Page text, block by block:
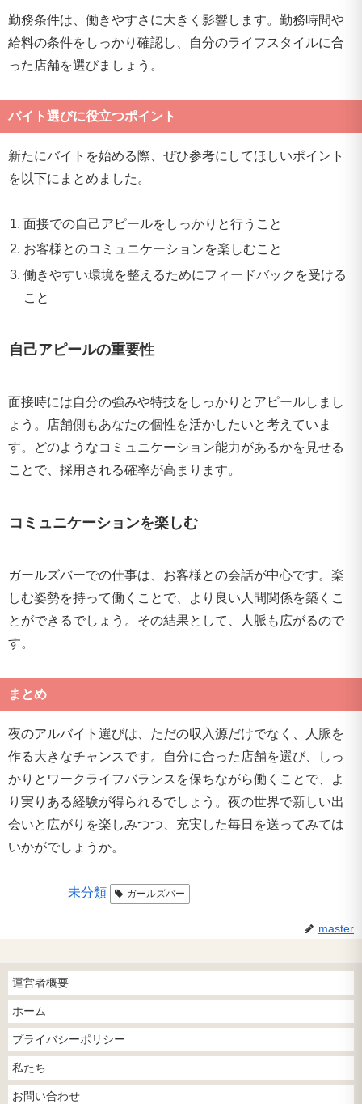
勤務条件は、働きやすさに大きく影響します。勤務時間や
給料の条件をしっかり確認し、自分のライフスタイルに合
った店舗を選びましょう。
バイト選びに役立つポイント
新たにバイトを始める際、ぜひ参考にしてほしいポイント
を以下にまとめました。
面接での自己アピールをしっかりと行うこと
お客様とのコミュニケーションを楽しむこと
働きやすい環境を整えるためにフィードバックを受ける
こと
自己アピールの重要性
面接時には自分の強みや特技をしっかりとアピールしまし
ょう。店舗側もあなたの個性を活かしたいと考えていま
す。どのようなコミュニケーション能力があるかを見せる
ことで、採用される確率が高まります。
コミュニケーションを楽しむ
ガールズバーでの仕事は、お客様との会話が中心です。楽
しむ姿勢を持って働くことで、より良い人間関係を築くこ
とができるでしょう。その結果として、人脈も広がるので
す。
まとめ
夜のアルバイト選びは、ただの収入源だけでなく、人脈を
作る大きなチャンスです。自分に合った店舗を選び、しっ
かりとワークライフバランスを保ちながら働くことで、よ
り実りある経験が得られるでしょう。夜の世界で新しい出
会いと広がりを楽しみつつ、充実した毎日を送ってみては
いかがでしょうか。
未分類 ガールズバー
master
運営者概要
ホーム
プライバシーポリシー
私たち
お問い合わせ